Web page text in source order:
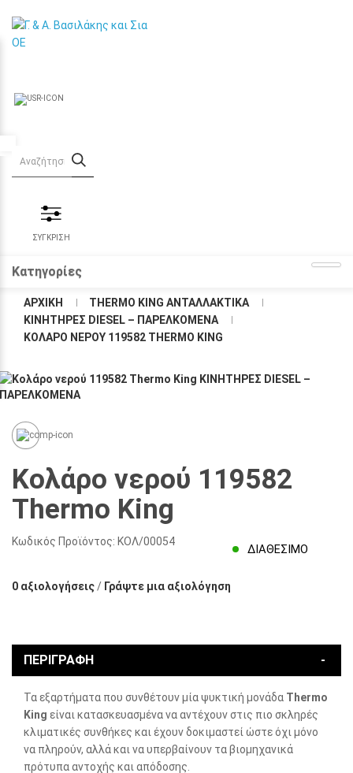
ΣΥΓΚΡΙΣΗ
Κατηγορίες
ΑΡΧΙΚΉ
THERMO KING ΑΝΤΑΛΛΑΚΤΙΚΑ
KΙΝΗΤΗΡΕΣ DIESEL – ΠΑΡΕΛΚΟΜΕΝΑ
ΚΟΛΆΡΟ ΝΕΡΟΎ 119582 THERMO KING
Κολάρο νερού 119582
Thermo King
Κωδικός Προϊόντος: ΚΟΛ/00054
ΔΙΑΘΈΣΙΜΟ
0 αξιολογήσεις/ Γράψτε μια αξιολόγηση
ΠΕΡΙΓΡΑΦΉ
Τα εξαρτήματα που συνθέτουν μία ψυκτική μονάδα Thermo
King είναι κατασκευασμένα να αντέχουν στις πιο σκληρές
κλιματικές συνθήκες και έχουν δοκιμαστεί ώστε όχι μόνο
να πληρούν, αλλά και να υπερβαίνουν τα βιομηχανικά
πρότυπα αντοχής και απόδοσης.